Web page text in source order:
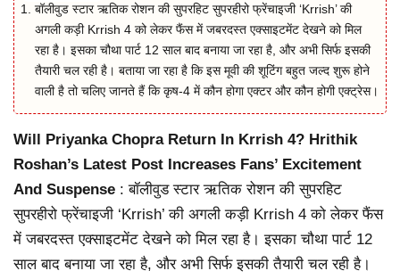
बॉलीवुड स्टार ऋतिक रोशन की सुपरहिट सुपरहीरो फ्रेंचाइजी ‘Krrish’ की
अगली कड़ी Krrish 4 को लेकर फैंस में जबरदस्त एक्साइटमेंट देखने को मिल
रहा है। इसका चौथा पार्ट 12 साल बाद बनाया जा रहा है, और अभी सिर्फ इसकी
तैयारी चल रही है। बताया जा रहा है कि इस मूवी की शूटिंग बहुत जल्द शुरू होने
वाली है तो चलिए जानते हैं कि कृष-4 में कौन होगा एक्टर और कौन होगी एक्ट्रेस।
Will Priyanka Chopra Return In Krrish 4? Hrithik
Roshan’s Latest Post Increases Fans’ Excitement
And Suspense : बॉलीवुड स्टार ऋतिक रोशन की सुपरहिट
सुपरहीरो फ्रेंचाइजी ‘Krrish’ की अगली कड़ी Krrish 4 को लेकर फैंस
में जबरदस्त एक्साइटमेंट देखने को मिल रहा है। इसका चौथा पार्ट 12
साल बाद बनाया जा रहा है, और अभी सिर्फ इसकी तैयारी चल रही है।